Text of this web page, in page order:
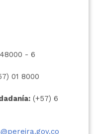
- 6
01 8000
(+57) 6